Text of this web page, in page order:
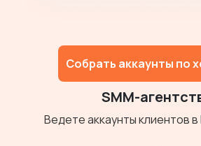
Собрать аккаунты по
SMM-
Ведете аккаунты клиентов